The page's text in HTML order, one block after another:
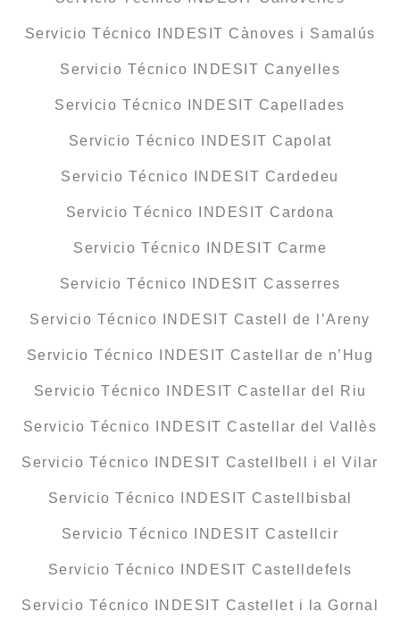
Servicio Técnico INDESIT Cànoves i Samalús
Servicio Técnico INDESIT Canyelles
Servicio Técnico INDESIT Capellades
Servicio Técnico INDESIT Capolat
Servicio Técnico INDESIT Cardedeu
Servicio Técnico INDESIT Cardona
Servicio Técnico INDESIT Carme
Servicio Técnico INDESIT Casserres
Servicio Técnico INDESIT Castell de l’Areny
Servicio Técnico INDESIT Castellar de n’Hug
Servicio Técnico INDESIT Castellar del Riu
Servicio Técnico INDESIT Castellar del Vallès
Servicio Técnico INDESIT Castellbell i el Vilar
Servicio Técnico INDESIT Castellbisbal
Servicio Técnico INDESIT Castellcir
Servicio Técnico INDESIT Castelldefels
Servicio Técnico INDESIT Castellet i la Gornal